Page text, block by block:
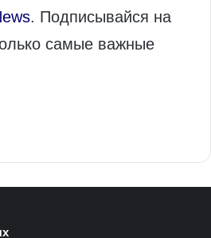
. Подписывайся на
самые важные